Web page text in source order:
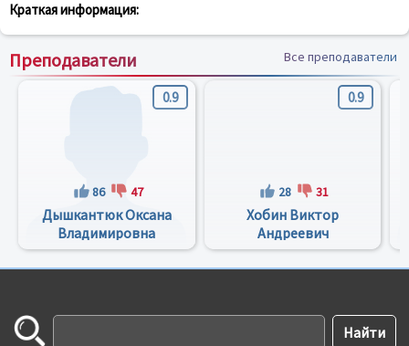
Краткая информация:
Преподаватели Все преподаватели
0.9
86 47
Дышкантюк Оксана
Владимировна
0.9
28 31
Хобин Виктор
Андреевич